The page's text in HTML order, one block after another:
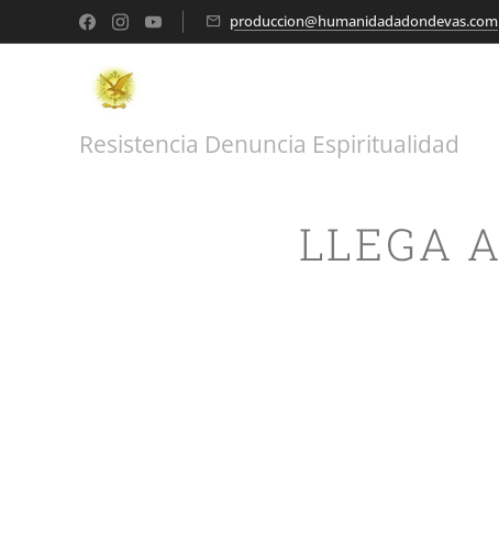
produccion@humanidadadondevas.com
Resistencia Denuncia Espiritualidad
LLEGA